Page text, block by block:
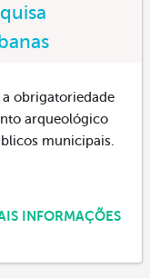
obrigatoriedade
arqueológico
municipais.
INFORMAÇÕES